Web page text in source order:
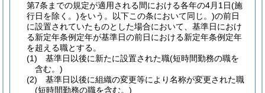
第7条までの規定が適用される間における各年の4月1日(施
行日を除く。)をいう。以下この条において同じ。)の前日
に設置されていたものとした場合において、基準日におけ
る新定年条例定年が基準日の前日における新定年条例定年
を超える職とする。
(1)
基準日以後に新たに設置された職(短時間勤務の職を
含む。)
(2)
基準日以後に組織の変更等により名称が変更された職
(短時間勤務の職を含む。)